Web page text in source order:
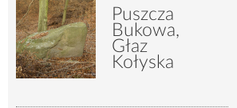
7983 58
Puszcza
Bukowa,
Głaz
Kołyska